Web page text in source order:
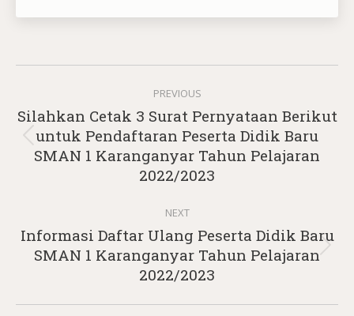
navigation
PREVIOUS
Previous
post:
Silahkan Cetak 3 Surat Pernyataan Berikut
untuk Pendaftaran Peserta Didik Baru
SMAN 1 Karanganyar Tahun Pelajaran
2022/2023
NEXT
Next
post:
Informasi Daftar Ulang Peserta Didik Baru
SMAN 1 Karanganyar Tahun Pelajaran
2022/2023